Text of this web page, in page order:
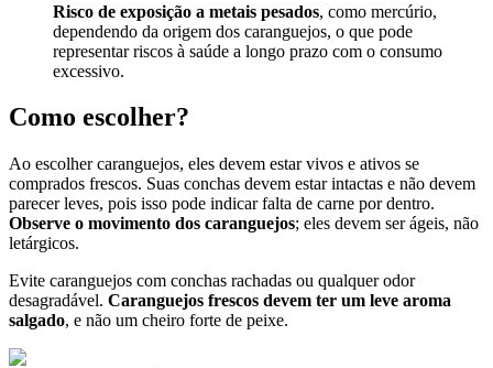
Risco de exposição a metais pesados, como mercúrio,
dependendo da origem dos caranguejos, o que pode
representar riscos à saúde a longo prazo com o consumo
excessivo.
Como escolher?
Ao escolher caranguejos, eles devem estar vivos e ativos se
comprados frescos. Suas conchas devem estar intactas e não devem
parecer leves, pois isso pode indicar falta de carne por dentro.
Observe o movimento dos caranguejos; eles devem ser ágeis, não
letárgicos.
Evite caranguejos com conchas rachadas ou qualquer odor
desagradável. Caranguejos frescos devem ter um leve aroma
salgado, e não um cheiro forte de peixe.